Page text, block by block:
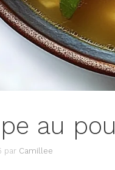
au
par Camillee